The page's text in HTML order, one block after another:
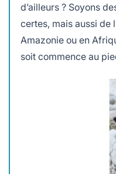
d’ailleurs ? Soyons
certes, mais aussi de
Amazonie ou en
soit commence au